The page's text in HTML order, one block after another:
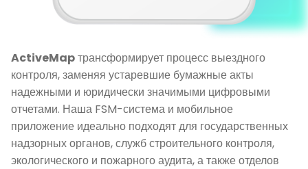
ActiveMapтрансформирует процесс выездного
контроля, заменяя устаревшие бумажные акты
надежными и юридически значимыми цифровыми
отчетами. Наша FSM-система и мобильное
приложение идеально подходят для государственных
надзорных органов, служб строительного контроля,
экологического и пожарного аудита, а также отделов